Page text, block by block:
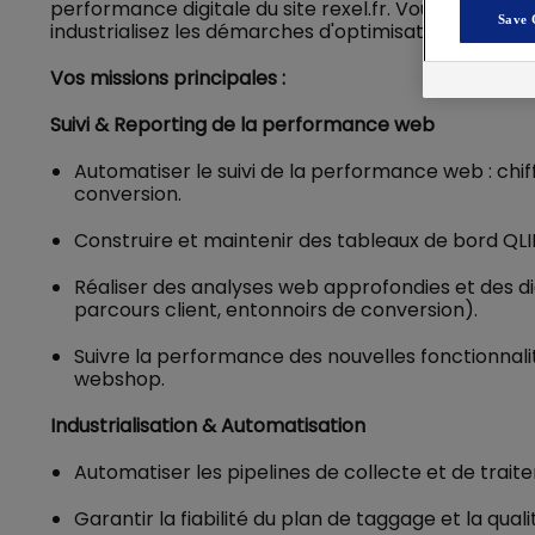
performance digitale du site rexel.fr. Vous
industrialisez les démarches d'optimisation de la
Vos missions principales :
Suivi & Reporting de la performance web
Automatiser le suivi de la performance web :
conversion.
Construire et maintenir des tableaux de bord
Réaliser des analyses web approfondies et
parcours client, entonnoirs de conversion).
Suivre la performance des nouvelles
webshop.
Industrialisation & Automatisation
Automatiser les pipelines de collecte et de
Garantir la fiabilité du plan de taggage et la
Save